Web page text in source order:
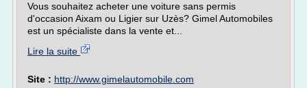
Vous souhaitez acheter une voiture sans permis
d'occasion Aixam ou Ligier sur Uzès? Gimel Automobiles
est un spécialiste dans la vente et...
Lire la suite
Site : http://www.gimelautomobile.com